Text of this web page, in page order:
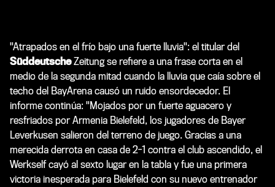
"Atrapados en el frío bajo una fuerte lluvia": el titular del
SüddeutscheZeitung se refiere a una frase corta en el
medio de la segunda mitad cuando la lluvia que caía sobre el
techo del BayArena causó un ruido ensordecedor. El
informe continúa: "Mojados por un fuerte aguacero y
resfriados por Armenia Bielefeld, los jugadores de Bayer
Leverkusen salieron del terreno de juego. Gracias a una
merecida derrota en casa de 2-1 contra el club ascendido, el
Werkself cayó al sexto lugar en la tabla y fue una primera
victoria inesperada para Bielefeld con su nuevo entrenador